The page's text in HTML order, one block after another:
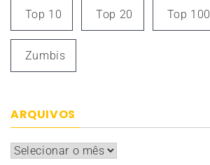
Top 10 Top 20 Top 100
Zumbis
ARQUIVOS
Arquivos